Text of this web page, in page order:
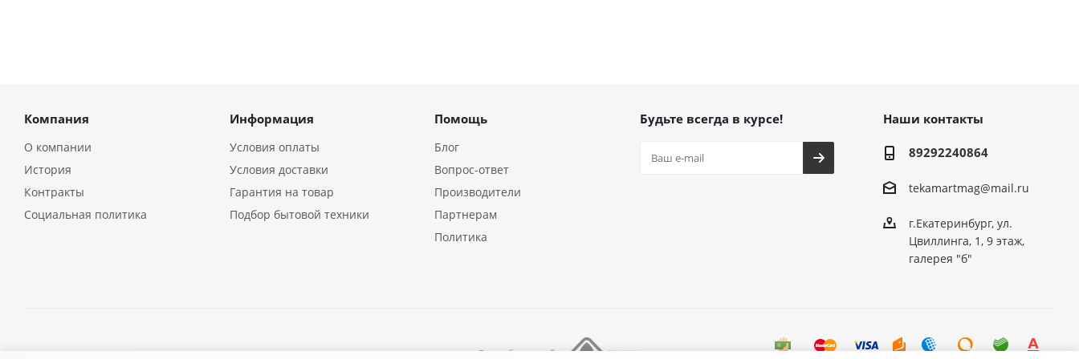
Компания
О компании
История
Контракты
Социальная политика
Информация
Условия оплаты
Условия доставки
Гарантия на товар
Подбор бытовой техники
Помощь
Блог
Вопрос-ответ
Производители
Партнерам
Политика
Будьте всегда в курсе! Наши контакты
89292240864
tekamartmag@mail.ru
г.Екатеринбург, ул.
Цвиллинга, 1, 9 этаж,
галерея "б"
Разработка сайта